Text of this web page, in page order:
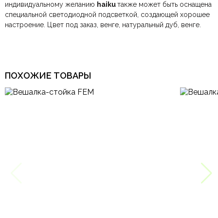
индивидуальному желанию haikuтакже может быть оснащена
специальной светодиодной подсветкой, создающей хорошее
настроение. Цвет под заказ, венге, натуральный дуб, венге.
ПОХОЖИЕ ТОВАРЫ